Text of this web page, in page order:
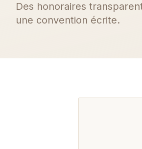
Des honoraires
une convention écrite.